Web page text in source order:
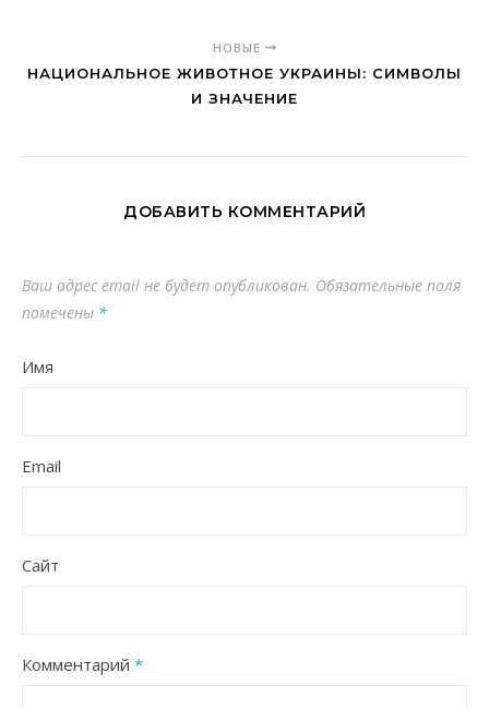
НОВЫЕ
НАЦИОНАЛЬНОЕ ЖИВОТНОЕ УКРАИНЫ: СИМВОЛЫ
И ЗНАЧЕНИЕ
ДОБАВИТЬ КОММЕНТАРИЙ
Ваш адрес email не будет опубликован. Обязательные поля
помечены *
Имя
Email
Сайт
Комментарий *